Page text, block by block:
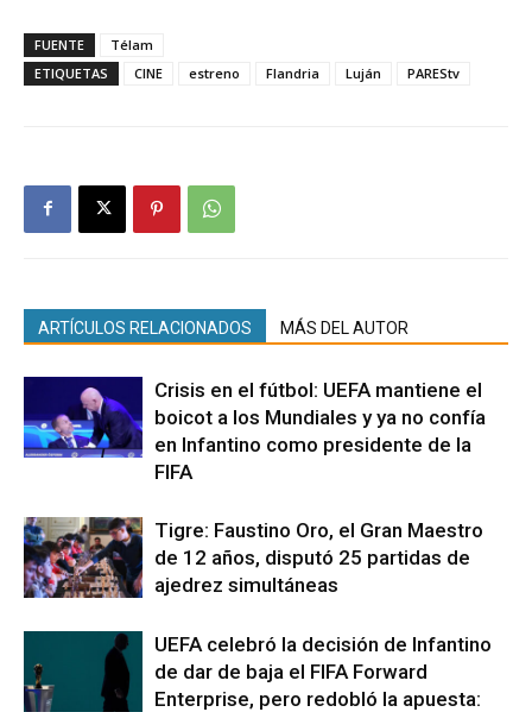
FUENTE
Télam
ETIQUETAS
CINE estreno Flandria Luján PAREStv
ARTÍCULOS RELACIONADOS MÁS DEL AUTOR
Crisis en el fútbol: UEFA mantiene el
boicot a los Mundiales y ya no confía
en Infantino como presidente de la
FIFA
Tigre: Faustino Oro, el Gran Maestro
de 12 años, disputó 25 partidas de
ajedrez simultáneas
UEFA celebró la decisión de Infantino
de dar de baja el FIFA Forward
Enterprise, pero redobló la apuesta: